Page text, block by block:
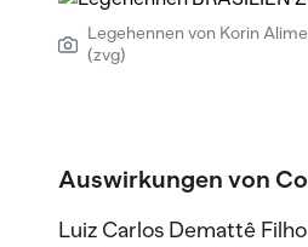
Legehennen von Korin
(zvg)
Auswirkungen von
Luiz Carlos Demattê